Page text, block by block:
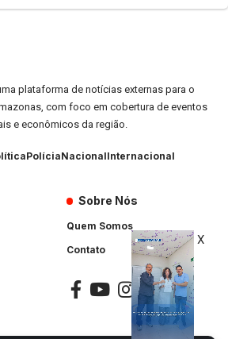
plataforma de notícias externas para o
com foco em cobertura de eventos
e econômicos da região.
PolíciaNacionalInternacional
Sobre Nós
Quem Somos
Contato
X